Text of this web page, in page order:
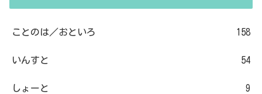
ことのは／おといろ 158
いんすと 54
しょーと 9